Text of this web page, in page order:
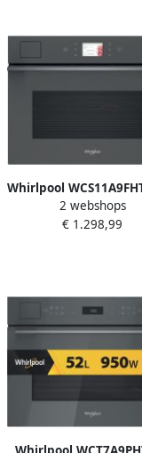
Whirlpool
48 l Grijs
2 webshops
€ 1.298,99